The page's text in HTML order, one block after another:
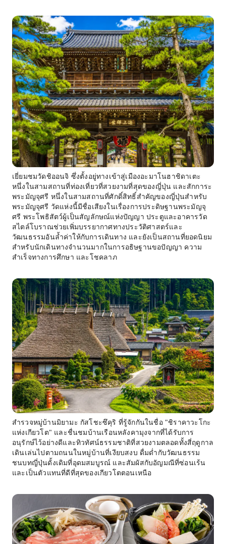
เยี่ยมชมวัดชิออนจิ ซึ่งตั้งอยู่ทางเข้าสู่เมืองอะมาโนฮาชิดาเตะ
หนึ่งในสามสถานที่ท่องเที่ยวที่สวยงามที่สุดของญี่ปุ่น และสักการะ
พระมัญจุศรี หนึ่งในสามสถานที่ศักดิ์สิทธิ์สำคัญของญี่ปุ่นสำหรับ
พระมัญจุศรี วัดแห่งนี้มีชื่อเสียงในเรื่องการประดิษฐานพระมัญจุ
ศรี พระโพธิสัตว์ผู้เป็นสัญลักษณ์แห่งปัญญา ประตูและอาคารวัด
สไตล์โบราณช่วยเพิ่มบรรยากาศทางประวัติศาสตร์และ
วัฒนธรรมอันล้ำค่าให้กับการเดินทาง และยังเป็นสถานที่ยอดนิยม
สำหรับนักเดินทางจำนวนมากในการอธิษฐานขอปัญญา ความ
สำเร็จทางการศึกษา และโชคลาภ
สำรวจหมู่บ้านมิยามะ กัสโชะซึคุริ ที่รู้จักกันในชื่อ "ชิราคาวะโกะ
แห่งเกียวโต" และชื่นชมบ้านเรือนหลังคามุงจากที่ได้รับการ
อนุรักษ์ไว้อย่างดีและทิวทัศน์ธรรมชาติที่สวยงามตลอดทั้งสี่ฤดูกาล
เดินเล่นไปตามถนนในหมู่บ้านที่เงียบสงบ ดื่มด่ำกับวัฒนธรรม
ชนบทญี่ปุ่นดั้งเดิมที่อุดมสมบูรณ์ และสัมผัสกับอัญมณีที่ซ่อนเร้น
และเป็นตัวแทนที่ดีที่สุดของเกียวโตตอนเหนือ